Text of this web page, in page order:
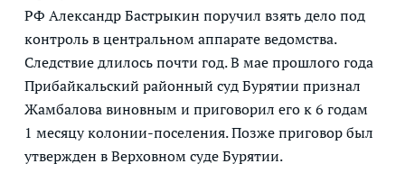
РФ Александр Бастрыкин поручил взять дело под
контроль в центральном аппарате ведомства.
Следствие длилось почти год. В мае прошлого года
Прибайкальский районный суд Бурятии признал
Жамбалова виновным и приговорил его к 6 годам
1 месяцу колонии-поселения. Позже приговор был
утвержден в Верховном суде Бурятии.